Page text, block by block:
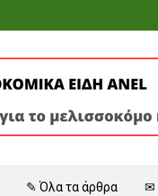
✎ Όλα τα άρθρα ✉